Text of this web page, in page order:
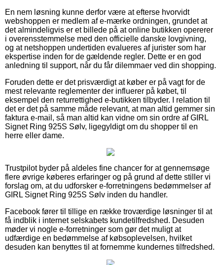
En nem løsning kunne derfor være at efterse hvorvidt
webshoppen er medlem af e-mærke ordningen, grundet at
det almindeligvis er et billede på at online butikken opererer
i overensstemmelse med den officielle danske lovgivning,
og at netshoppen undertiden evalueres af jurister som har
ekspertise inden for de gældende regler. Dette er en god
anledning til support, når du får dilemmaer ved din shopping.
Foruden dette er det prisværdigt at køber er på vagt for de
mest relevante reglementer der influerer på købet, til
eksempel den returrettighed e-butikken tilbyder. I relation til
det er det på samme måde relevant, at man altid gemmer sin
faktura e-mail, så man altid kan vidne om sin ordre af GIRL
Signet Ring 925S Sølv, ligegyldigt om du shopper til en
herre eller dame.
Trustpilot byder på aldeles fine chancer for at gennemsøge
flere øvrige køberes erfaringer og på grund af dette stiller vi
forslag om, at du udforsker e-forretningens bedømmelser af
GIRL Signet Ring 925S Sølv inden du handler.
Facebook fører til tillige en række troværdige løsninger til at
få indblik i internet selskabets kundetilfredshed. Desuden
møder vi nogle e-forretninger som gør det muligt at
udfærdige en bedømmelse af købsoplevelsen, hvilket
desuden kan benyttes til at fornemme kundernes tilfredshed.